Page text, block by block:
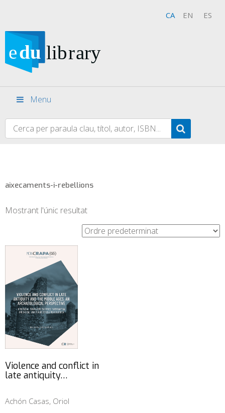
CA EN ES
Menu
aixecaments-i-rebellions
Mostrant l'únic resultat
Violence and conflict in
late antiquity…
Achón Casas, Oriol